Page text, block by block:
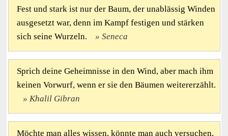
Fest und stark ist nur der Baum, der unablässig Winden
ausgesetzt war, denn im Kampf festigen und stärken
sich seine Wurzeln.
Seneca
Sprich deine Geheimnisse in den Wind, aber mach ihm
keinen Vorwurf, wenn er sie den Bäumen weitererzählt.
Khalil Gibran
Möchte man alles wissen, könnte man auch versuchen,